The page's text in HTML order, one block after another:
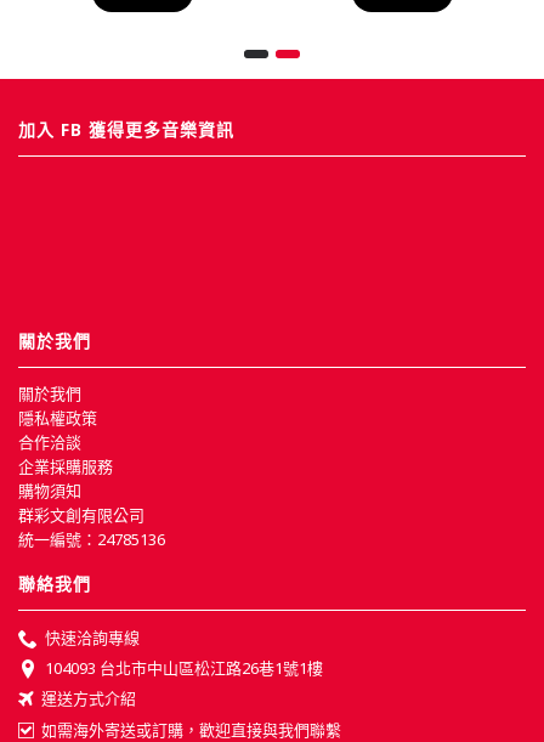
加入 FB 獲得更多音樂資訊
關於我們
關於我們
隱私權政策
合作洽談
企業採購服務
購物須知
群彩文創有限公司
統一編號：24785136
聯絡我們
快速洽詢專線
104093 台北市中山區松江路26巷1號1樓
運送方式介紹
如需海外寄送或訂購，歡迎直接與我們聯繫